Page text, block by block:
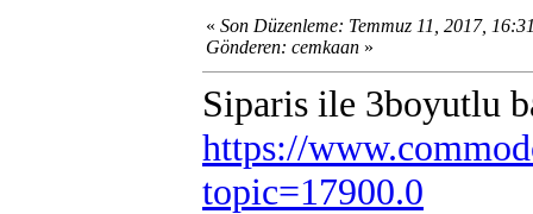
« Son Düzenleme: Temmuz 11, 2017,
Gönderen: cemkaan »
Siparis ile 3boyutlu
https://
topic=17900.0